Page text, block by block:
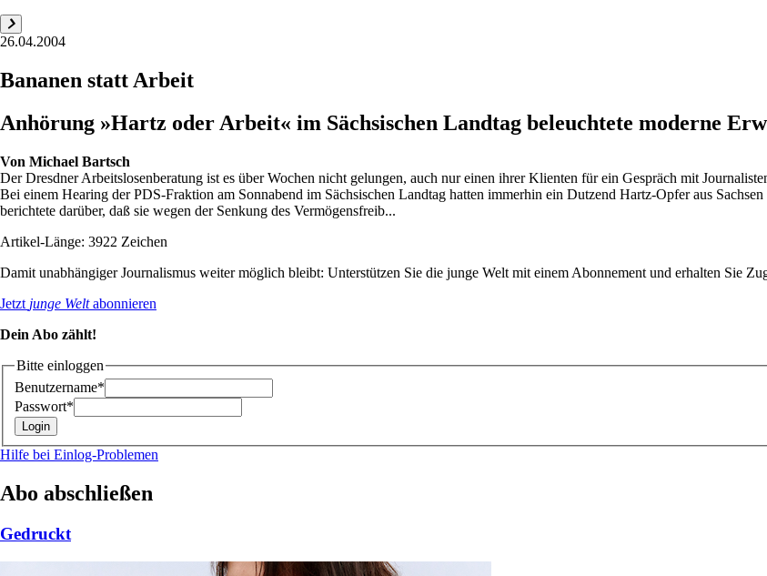
26.04.2004
Bananen statt Arbeit
Anhörung »Hartz oder Arbeit« im Sächsischen Landtag beleuchtete moderne
Von Michael Bartsch
Der Dresdner Arbeitslosenberatung ist es über Wochen nicht gelungen, auch nur einen ihrer Klienten für ein Gespräch mit
Bei einem Hearing der PDS-Fraktion am Sonnabend im Sächsischen Landtag hatten immerhin ein Dutzend Hartz-Opfer aus
berichtete darüber, daß sie wegen der Senkung des Vermögensfreib...
Artikel-Länge: 3922 Zeichen
Damit unabhängiger Journalismus weiter möglich bleibt: Unterstützen Sie die junge Welt mit einem Abonnement und erhalten Sie
Jetzt junge Weltabonnieren
Dein Abo zählt!
Bitte einloggen
Benutzername*
Passwort*
Hilfe bei Einlog-Problemen
Abo abschließen
Gedruckt